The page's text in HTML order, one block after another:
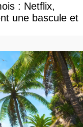
: Netflix,
une bascule et